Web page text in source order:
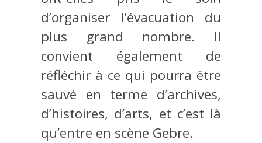
d’organiser l’évacuation du
plus grand nombre. Il
convient également de
réfléchir à ce qui pourra être
sauvé en terme d’archives,
d’histoires, d’arts, et c’est là
qu’entre en scène Gebre.